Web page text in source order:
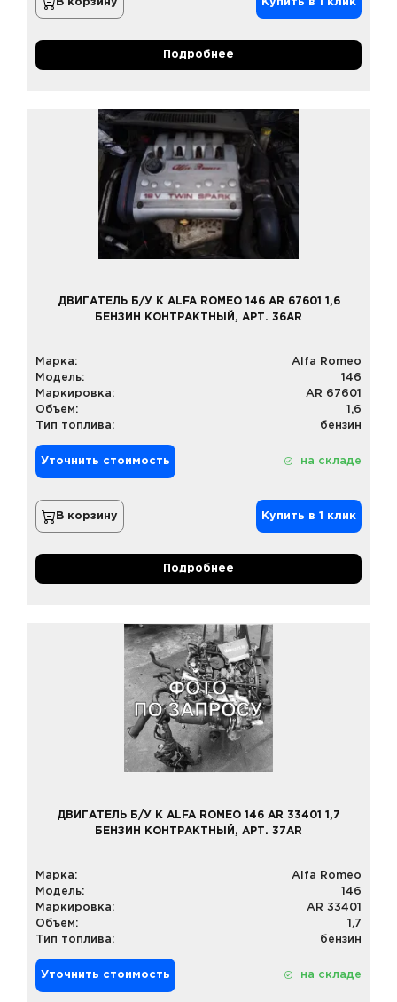
Подробнее
ДВИГАТЕЛЬ Б/У К ALFA ROMEO 146 AR 67601 1,6
БЕНЗИН КОНТРАКТНЫЙ, АРТ. 36AR
Марка:
Alfa Romeo
Модель:
146
Маркировка:
AR 67601
Объем:
1,6
Тип топлива:
бензин
Уточнить стоимость на складе
В корзину Купить в 1 клик
Подробнее
ДВИГАТЕЛЬ Б/У К ALFA ROMEO 146 AR 33401 1,7
БЕНЗИН КОНТРАКТНЫЙ, АРТ. 37AR
Марка:
Alfa Romeo
Модель:
146
Маркировка:
AR 33401
Объем:
1,7
Тип топлива:
бензин
Уточнить стоимость на складе